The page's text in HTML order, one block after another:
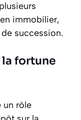
immobilier,
succession.
la fortune
un rôle